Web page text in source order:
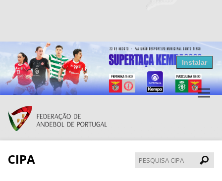
Resultados Andebol
Federação de Andebol de Portugal
Grátis - Disponivel na Play Store
Instalar
CIPA
CIPA